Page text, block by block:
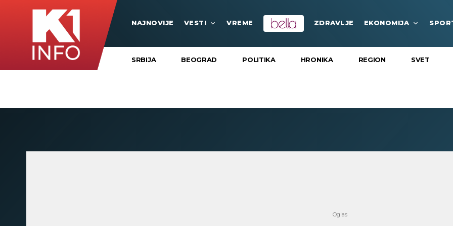
NAJNOVIJE VESTI VREME ZDRAVLJE EKONOMIJA
SRBIJA BEOGRAD POLITIKA HRONIKA REGION SVET